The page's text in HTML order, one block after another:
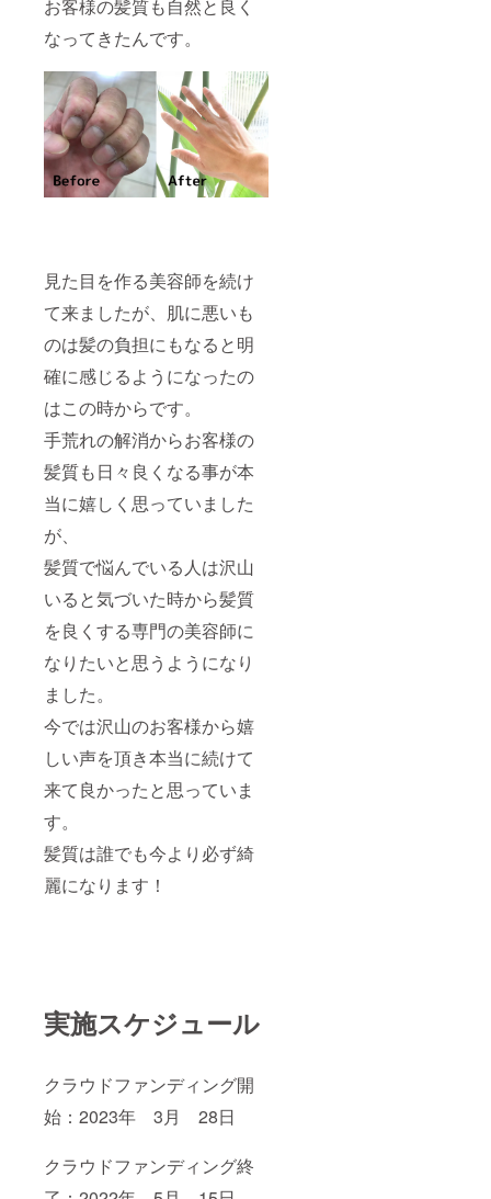
お客様の髪質も自然と良く
なってきたんです。
見た目を作る美容師を続け
て来ましたが、肌に悪いも
のは髪の負担にもなると明
確に感じるようになったの
はこの時からです。
手荒れの解消からお客様の
髪質も日々良くなる事が本
当に嬉しく思っていました
が、
髪質で悩んでいる人は沢山
いると気づいた時から髪質
を良くする専門の美容師に
なりたいと思うようになり
ました。
今では沢山のお客様から嬉
しい声を頂き本当に続けて
来て良かったと思っていま
す。
髪質は誰でも今より必ず綺
麗になります！
実施スケジュール
クラウドファンディング開
始：2023年 3月 28日
クラウドファンディング終